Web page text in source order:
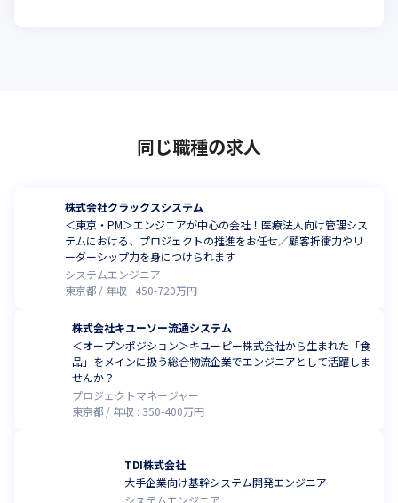
同じ職種の求人
株式会社クラックスシステム
＜東京・PM＞エンジニアが中心の会社！医療法人向け管理シス
テムにおける、プロジェクトの推進をお任せ／顧客折衝力やリ
ーダーシップ力を身につけられます
システムエンジニア
東京都
年収 : 450-720万円
株式会社キユーソー流通システム
＜オープンポジション＞キユーピー株式会社から生まれた「食
品」をメインに扱う総合物流企業でエンジニアとして活躍しま
せんか？
プロジェクトマネージャー
東京都
年収 : 350-400万円
TDI株式会社
大手企業向け基幹システム開発エンジニア
システムエンジニア